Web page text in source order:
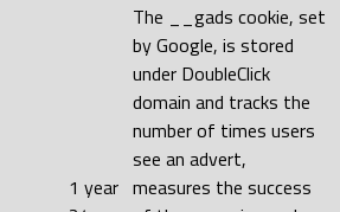
1 year
The __gads cookie, set
by Google, is stored
under DoubleClick
domain and tracks the
number of times users
see an advert,
measures the success